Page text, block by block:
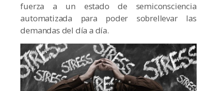
fuerza a un estado de semiconsciencia
automatizada para poder sobrellevar las
demandas del día a día.